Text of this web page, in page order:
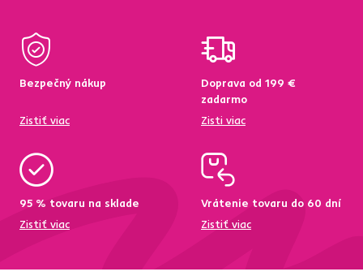
Bezpečný nákup
Zistiť viac
Doprava od 199 €
zadarmo
Zisti viac
95 % tovaru na sklade
Zistiť viac
Vrátenie tovaru do 60 dní
Zistiť viac